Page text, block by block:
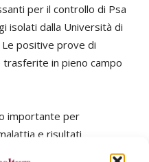
per il controllo di Psa
isolati dalla Università di
Le positive prove di
in pieno campo
importante per
e risultati
una macchina